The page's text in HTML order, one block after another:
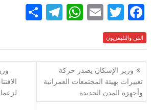
F
ac
e
b
o
o
T
w
itt
er
E
ai
l
W
at
s
A
T
e
gr
a
ar
e
الفن والتليفزيون
تصفّح
المقالات
وزير الإسكان يصدر حركة
تغييرات بهيئة المجتمعات العمرانية
وأجهزة المدن الجديدة